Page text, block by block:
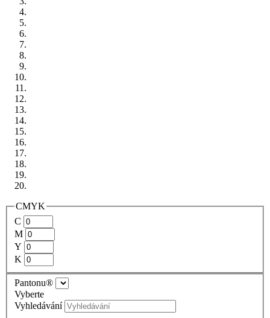
CMYK
C
M
Y
K
Pantonu®
Vyberte
Vyhledávání